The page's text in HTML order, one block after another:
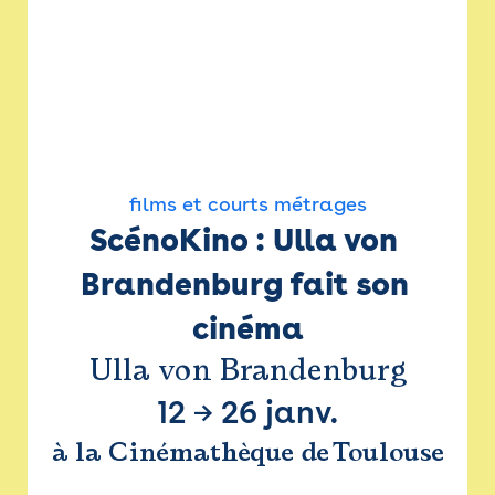
films et courts métrages
ScénoKino : Ulla von
Brandenburg fait son
cinéma
Ulla von Brandenburg
12 → 26 janv.
à la Cinémathèque de Toulouse